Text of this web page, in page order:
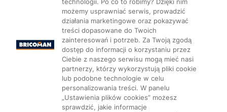
możemy usprawniać serwis, prowadzić
działania marketingowe oraz pokazywać
treści dopasowane do Twoich
zainteresowań i potrzeb. Za Twoją zgodą
dostęp do informacji o korzystaniu przez
Ciebie z naszego serwisu mogą mieć nasi
partnerzy, którzy wykorzystują pliki cookie
lub podobne technologie w celu
personalizowania treści. W panelu
„Ustawienia plików cookies” możesz
sprawdzić, jakie informacje